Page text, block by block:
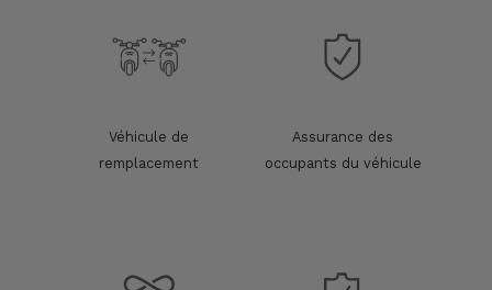
Véhicule de
remplacement
Assurance des
occupants du véhicule